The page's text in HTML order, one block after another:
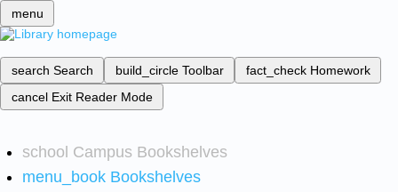
menu
search Search build_circle Toolbar fact_check Homework
cancel Exit Reader Mode
school Campus Bookshelves
menu_book Bookshelves